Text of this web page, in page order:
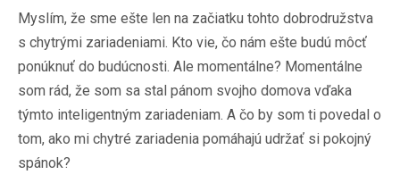
Myslím, že sme ešte len na začiatku tohto dobrodružstva
s chytrými zariadeniami. Kto vie, čo nám ešte budú môcť
ponúknuť do budúcnosti. Ale momentálne? Momentálne
som rád, že som sa stal pánom svojho domova vďaka
týmto inteligentným zariadeniam. A čo by som ti povedal o
tom, ako mi chytré zariadenia pomáhajú udržať si pokojný
spánok?